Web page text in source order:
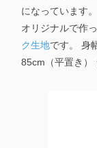
になっています
オリジナルで作っ
ク生地です。 身
85cm（平置き）